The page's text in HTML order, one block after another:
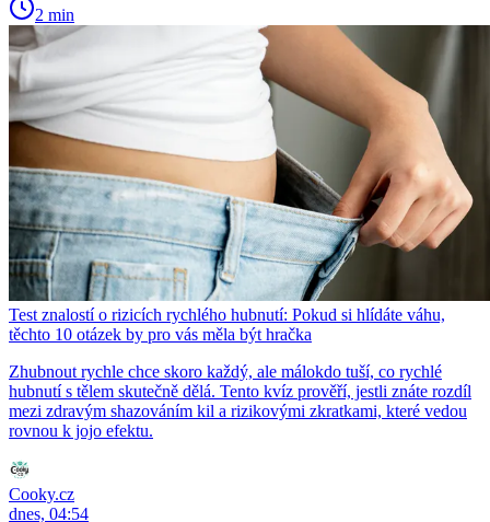
2 min
Test znalostí o rizicích rychlého hubnutí: Pokud si hlídáte váhu,
těchto 10 otázek by pro vás měla být hračka
Zhubnout rychle chce skoro každý, ale málokdo tuší, co rychlé
hubnutí s tělem skutečně dělá. Tento kvíz prověří, jestli znáte rozdíl
mezi zdravým shazováním kil a rizikovými zkratkami, které vedou
rovnou k jojo efektu.
Cooky.cz
dnes, 04:54